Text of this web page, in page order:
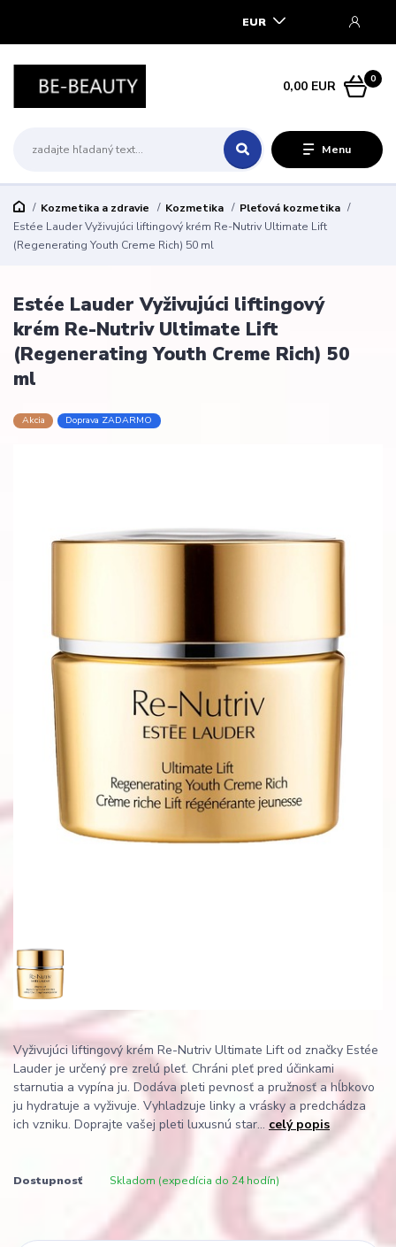
Menu
EUR
0
0,00 EUR
Kozmetika a zdravie Kozmetika
Pleťová kozmetika
Estée Lauder Vyživujúci liftingový krém Re-Nutriv Ultimate Lift
(Regenerating Youth Creme Rich) 50 ml
Estée Lauder Vyživujúci liftingový
krém Re-Nutriv Ultimate Lift
(Regenerating Youth Creme Rich) 50
ml
Akcia Doprava ZADARMO
Vyživujúci liftingový krém Re-Nutriv Ultimate Lift od značky Estée
Lauder je určený pre zrelú pleť. Chráni pleť pred účinkami
starnutia a vypína ju. Dodáva pleti pevnosť a pružnosť a hĺbkovo
ju hydratuje a vyživuje. Vyhladzuje linky a vrásky a predchádza
ich vzniku. Doprajte vašej pleti luxusnú star... celý popis
Dostupnosť Skladom (expedícia do 24 hodín)